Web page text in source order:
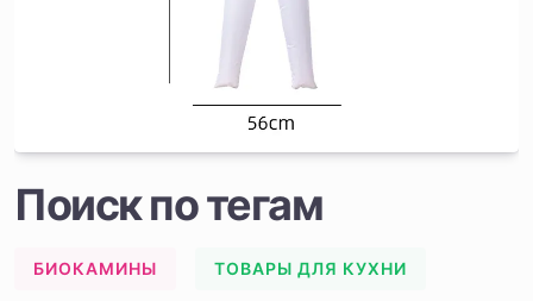
Поиск по тегам
БИОКАМИНЫ ТОВАРЫ ДЛЯ КУХНИ